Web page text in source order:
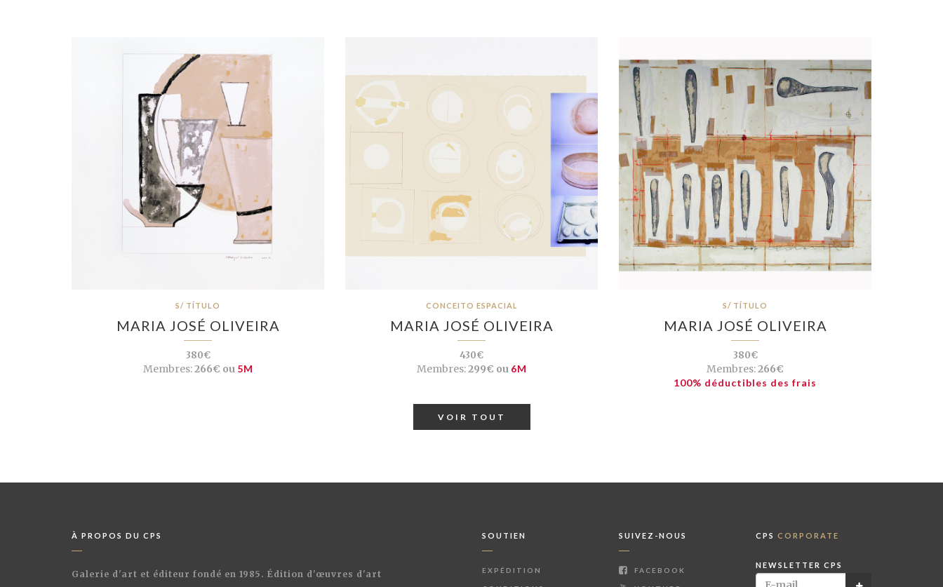
S/ TÍTULO
MARIA JOSÉ OLIVEIRA
380€
Membres:266€ ou 5M
CONCEITO ESPACIAL
MARIA JOSÉ OLIVEIRA
430€
Membres:299€ ou 6M
S/ TÍTULO
MARIA JOSÉ OLIVEIRA
380€
Membres:266€
100% déductibles des frais
VOIR TOUT
À PROPOS DU CPS
Galerie d'art et éditeur fondé en 1985. Édition d'œuvres d'art
SOUTIEN
EXPÉDITION
SUIVEZ-NOUS
FACEBOOK
CPS CORPORATE
NEWSLETTER CPS